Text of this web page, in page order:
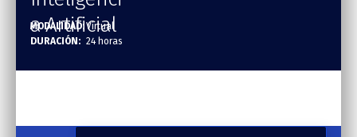
a Artificial
MODALIDAD: Virtual
DURACIÓN: 24 horas